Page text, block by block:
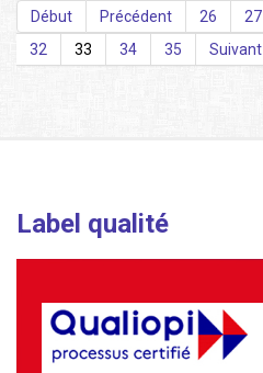
Début
Précédent 26 27
32
33 34 35 Suivant
Label qualité